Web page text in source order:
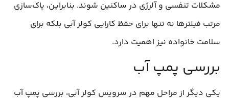
مشکلات تنفسی و آلرژی در ساکنین شوند. بنابراین، پاک‌سازی
مرتب فیلترها نه تنها برای حفظ کارایی کولر آبی بلکه برای
سلامت خانواده نیز اهمیت دارد.
بررسی پمپ آب
یکی دیگر از مراحل مهم در سرویس کولر آبی، بررسی پمپ آب